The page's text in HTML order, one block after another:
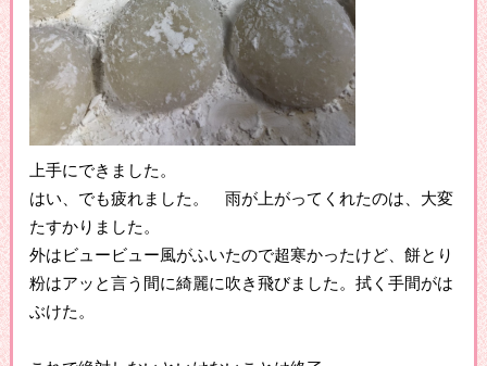
上手にできました。
はい、でも疲れました。 雨が上がってくれたのは、大変
たすかりました。
外はビュービュー風がふいたので超寒かったけど、餅とり
粉はアッと言う間に綺麗に吹き飛びました。拭く手間がは
ぶけた。